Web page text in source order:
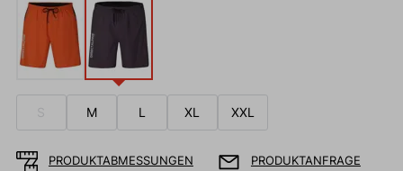
S M L XL XXL
PRODUKTABMESSUNGEN PRODUKTANFRAGE